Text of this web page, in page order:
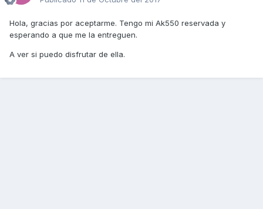
Hola, gracias por aceptarme. Tengo mi Ak550 reservada y
esperando a que me la entreguen.
A ver si puedo disfrutar de ella.